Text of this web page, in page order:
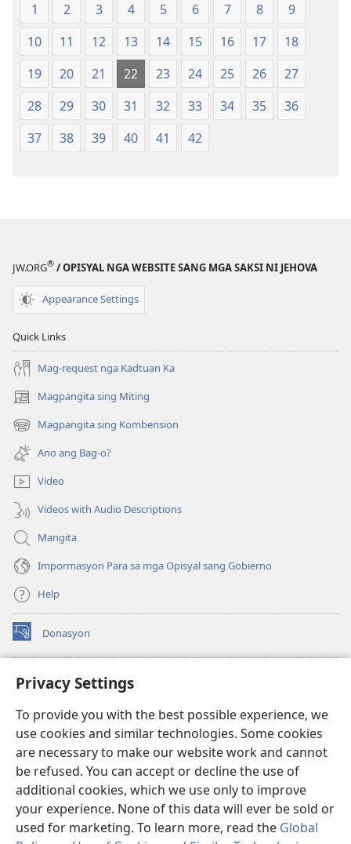
Privacy Settings
To provide you with the best possible experience, we
use cookies and similar technologies. Some cookies
are necessary to make our website work and cannot
be refused. You can accept or decline the use of
additional cookies, which we use only to improve
your experience. None of this data will ever be sold or
used for marketing. To learn more, read the Global
nga
Badbad
sang
Balaan
nga
Kasulatan
(2014 nga
Badbad
sang
Balaan
nga
Kasulatan
(2014 nga
Edisyon)
1 2 3 4 5 6 7 8
9
10
11 12 13 14 15 16 17
18
19
20 21 22 23 24 25 26
27
28
29 30 31 32 33 34 35
36
37
38 39 40 41 42
JW.ORG® / OPISYAL NGA WEBSITE SANG MGA SAKSI NI JEHOVA
Appearance Settings
Quick Links
Mag-request nga Kadtuan Ka
Magpangita sing Miting
(opens
new
window)
Magpangita sing Kombension
(opens
new
window)
Ano ang Bag-o?
Video
Videos with Audio Descriptions
Mangita
Impormasyon Para sa mga Opisyal sang Gobierno
Help
Donasyon
(opens
new
Watchtower ONLINE LIBRARY™
(opens
window)JW Hub
(opens
new
window)JW Library
Watchtower Library